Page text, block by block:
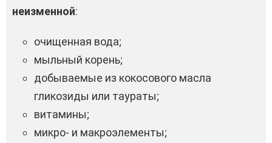
неизменной:
очищенная вода;
мыльный корень;
добываемые из кокосового масла
гликозиды или таураты;
витамины;
микро- и макроэлементы;